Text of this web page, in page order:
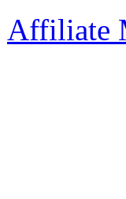
Affiliate